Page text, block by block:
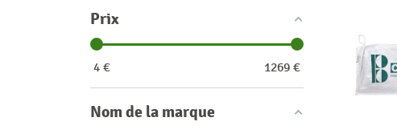
Prix
4 € 1269 €
Nom de la marque